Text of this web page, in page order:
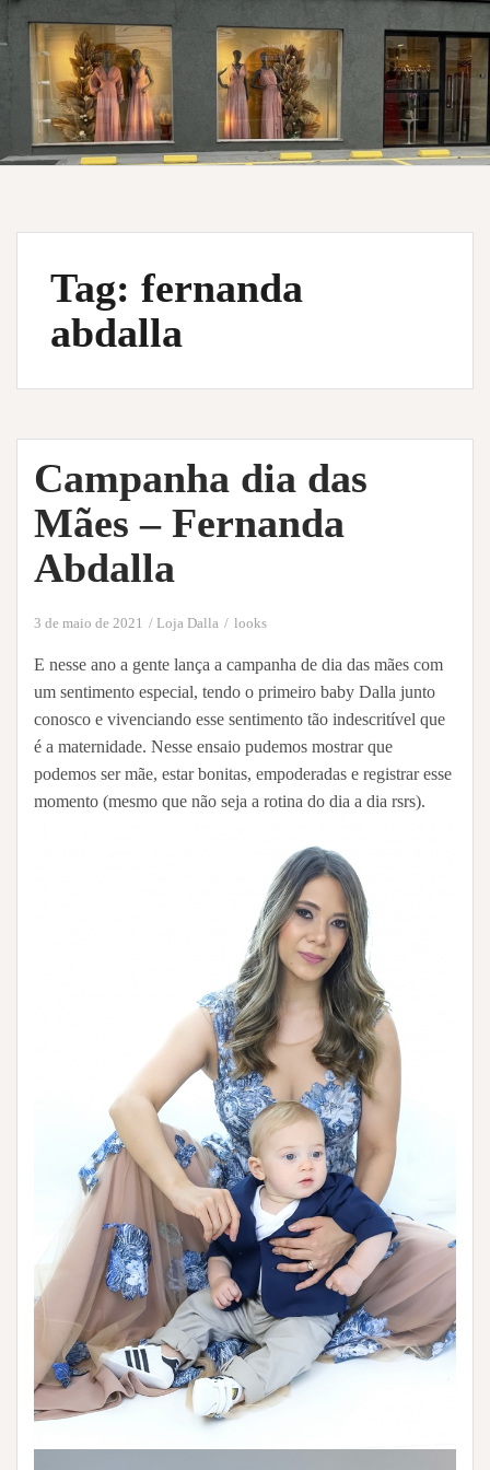
Tag: fernanda
abdalla
Campanha dia das
Mães – Fernanda
Abdalla
3 de maio de 2021 Loja Dalla looks
E nesse ano a gente lança a campanha de dia das mães com
um sentimento especial, tendo o primeiro baby Dalla junto
conosco e vivenciando esse sentimento tão indescritível que
é a maternidade. Nesse ensaio pudemos mostrar que
podemos ser mãe, estar bonitas, empoderadas e registrar esse
momento (mesmo que não seja a rotina do dia a dia rsrs).